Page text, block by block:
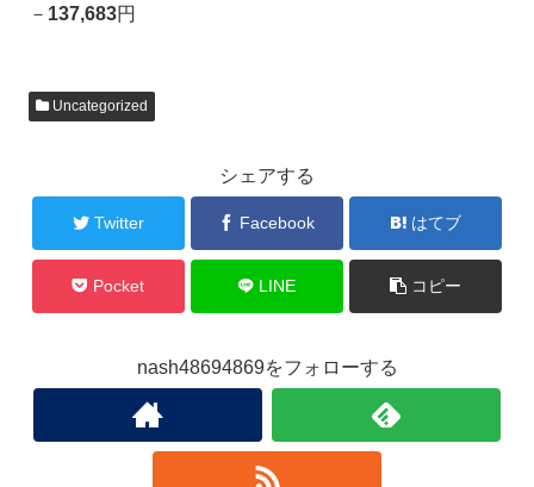
－ 137,683円
Uncategorized
シェアする
Twitter Facebook はてブ
Pocket LINE コピー
nash48694869をフォローする